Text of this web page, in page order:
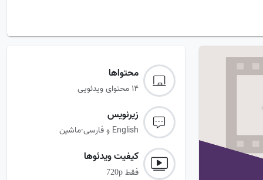
محتواها
14 محتوای ویدئویی
زیرنویس‌
English و فارسی-ماشین
کیفیت ویدئوها‌
فقط 720p